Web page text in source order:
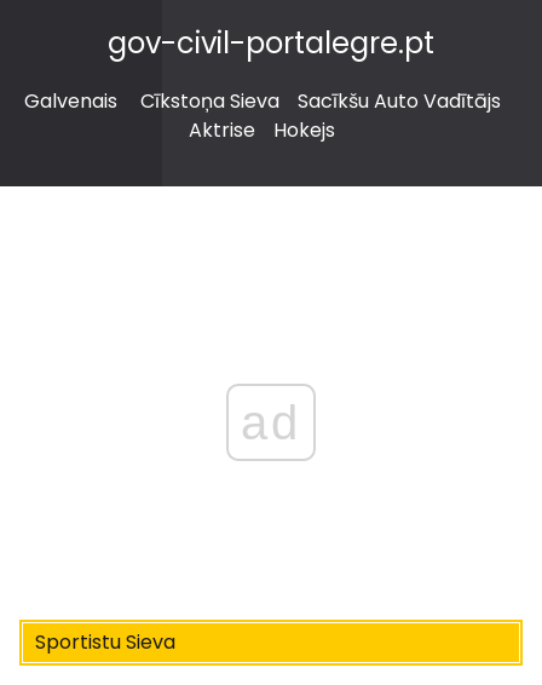
gov-civil-portalegre.pt
Galvenais Cīkstoņa Sieva
Sacīkšu Auto Vadītājs
Aktrise
Hokejs
ad
Sportistu Sieva